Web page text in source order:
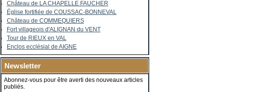
Château de LA CHAPELLE FAUCHER
Église fortifiée de COUSSAC-BONNEVAL
Château de COMMEQUIERS
Fort villageois d'ALIGNAN du VENT
Tour de RIEUX en VAL
Enclos ecclésial de AIGNE
Newsletter
Abonnez-vous pour être averti des nouveaux articles
publiés.